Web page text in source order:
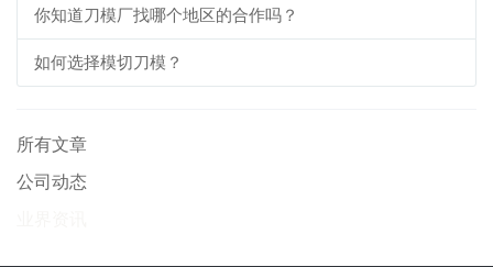
你知道刀模厂找哪个地区的合作吗？
如何选择模切刀模？
所有文章
公司动态